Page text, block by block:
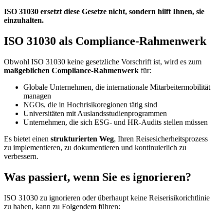
ISO 31030 ersetzt diese Gesetze nicht, sondern hilft Ihnen, sie
einzuhalten.
ISO 31030 als Compliance-Rahmenwerk
Obwohl ISO 31030 keine gesetzliche Vorschrift ist, wird es zum
maßgeblichen Compliance-Rahmenwerk für:
Globale Unternehmen, die internationale Mitarbeitermobilität
managen
NGOs, die in Hochrisikoregionen tätig sind
Universitäten mit Auslandsstudienprogrammen
Unternehmen, die sich ESG- und HR-Audits stellen müssen
Es bietet einen strukturierten Weg, Ihren Reisesicherheitsprozess
zu implementieren, zu dokumentieren und kontinuierlich zu
verbessern.
Was passiert, wenn Sie es ignorieren?
ISO 31030 zu ignorieren oder überhaupt keine Reiserisikorichtlinie
zu haben, kann zu Folgendem führen: